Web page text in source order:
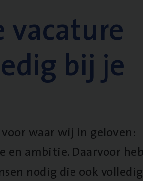
vacature
bij je
waar wij in geloven:
en ambitie. Daarvoor
nodig die ook volledig